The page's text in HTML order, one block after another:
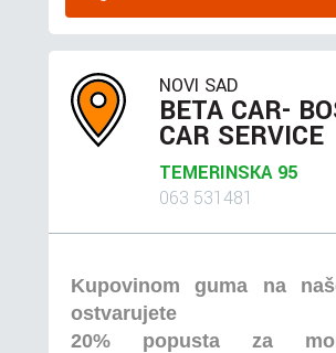
NOVI SAD
BETA CAR-
CAR SERVICE
TEMERINSKA 95
063 531481
Kupovinom guma na
ostvarujete
20% popusta za